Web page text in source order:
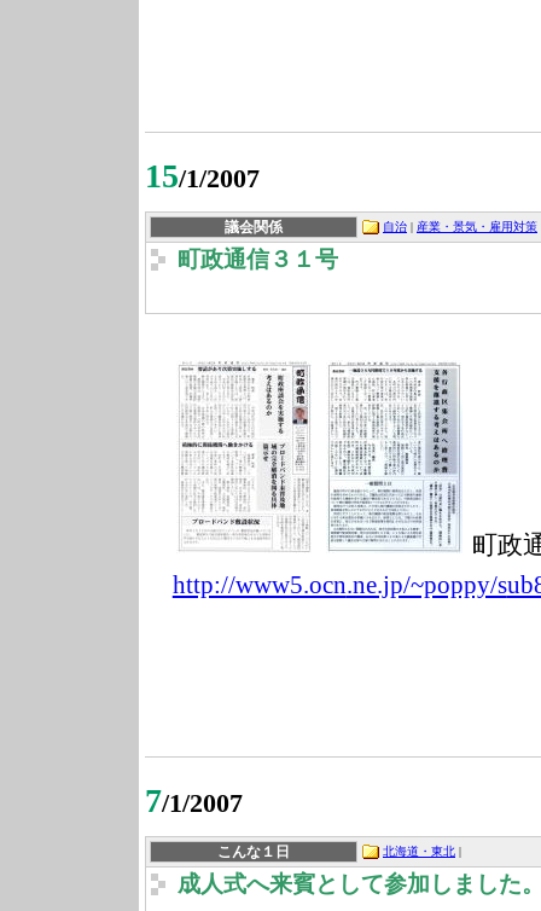
15/1/2007
議会関係 自治 産業・景気・雇用対策
町政通信３１号
町政
http://www5.ocn.ne.jp/~poppy/s
7/1/2007
こんな１日 北海道・東北 |
成人式へ来賓として参加しました